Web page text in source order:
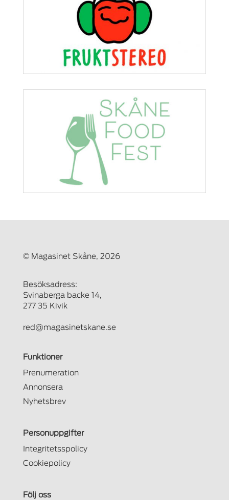
© Magasinet Skåne, 2026
Besöksadress:
Svinaberga backe 14,
277 35 Kivik
red@magasinetskane.se
Funktioner
Prenumeration
Annonsera
Nyhetsbrev
Personuppgifter
Integritetsspolicy
Cookiepolicy
Följ oss